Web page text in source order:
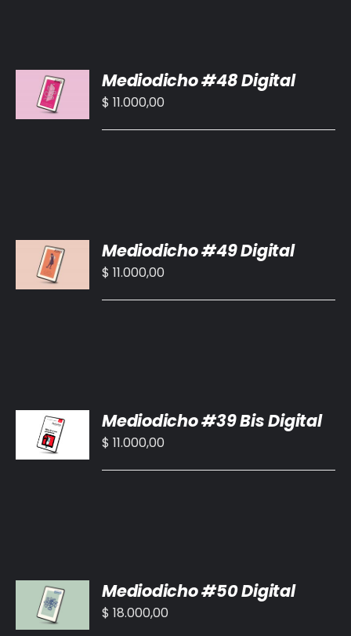
AL
CARRITO
/
Mediodicho #48 Digital
$ 11.000,00
AL
CARRITO
/
Mediodicho #49 Digital
$ 11.000,00
AL
CARRITO
/
Mediodicho #39 Bis Digital
$ 11.000,00
AL
CARRITO
/
Mediodicho #50 Digital
$ 18.000,00